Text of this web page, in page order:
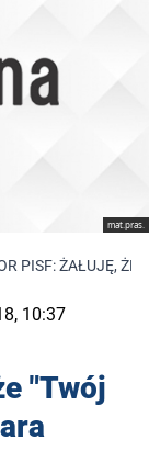
mat.pras.
PISF: ŻAŁUJĘ, ŻE
10:37
"Twój